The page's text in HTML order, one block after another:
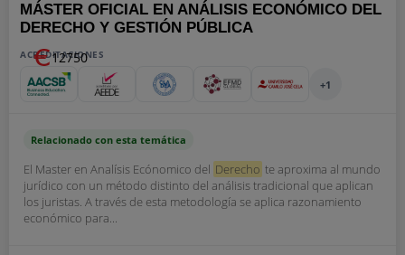
MÁSTER OFICIAL EN ANÁLISIS ECONÓMICO DEL
DERECHO Y GESTIÓN PÚBLICA
12750
ACREDITACIONES
+1
Relacionado con esta temática
El Master en Analísis Ecónomico del Derecho te aproxima al mundo
jurídico con un método distinto del análisis tradicional que aplican
los juristas. A través de esta metodología se aplica razonamiento
económico para...